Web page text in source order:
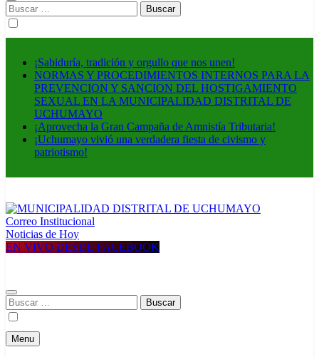
Buscar:
¡Sabiduría, tradición y orgullo que nos unen!
NORMAS Y PROCEDIMIENTOS INTERNOS PARA LA
PREVENCION Y SANCION DEL HOSTIGAMIENTO
SEXUAL EN LA MUNICIPALIDAD DISTRITAL DE
UCHUMAYO
¡Aprovecha la Gran Campaña de Amnistía Tributaria!
¡Uchumayo vivió una verdadera fiesta de civismo y
patriotismo!
MUNICIPALIDAD DISTRITAL DE UCHUMAYO
Construyendo una nueva Historia
Correo Institucional
Noticias de Hoy
EN VIVO DESDE FACEBOOK
Buscar:
Menu